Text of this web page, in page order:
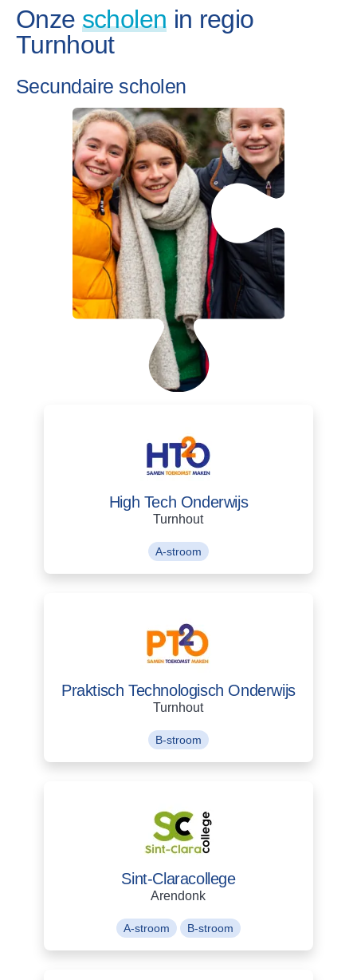
Onze scholen in regio
Turnhout
Secundaire scholen
High Tech Onderwijs
Turnhout
A-stroom
Praktisch Technologisch Onderwijs
Turnhout
B-stroom
Sint-Claracollege
Arendonk
A-stroom B-stroom